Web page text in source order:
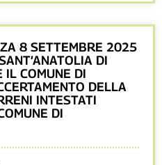
8 SETTEMBRE 2025
DI
IL COMUNE DI
DELLA
INTESTATI
DI